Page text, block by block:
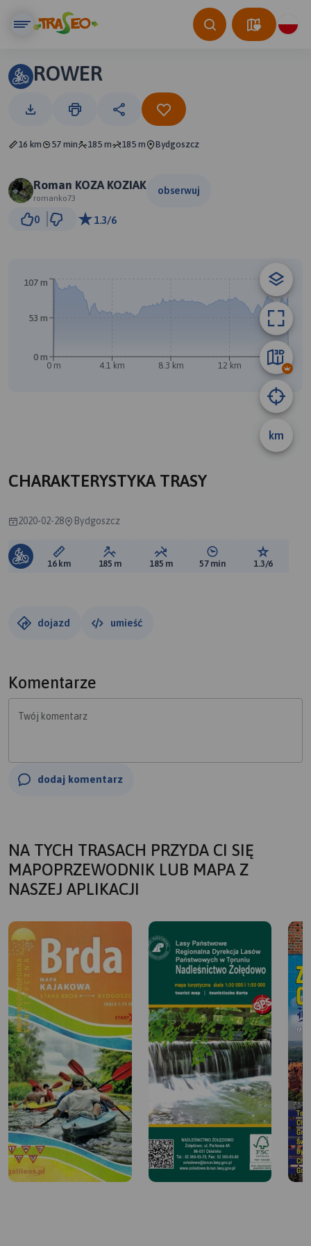
ROWER
16 km 57 min 185 m 185 m Bydgoszcz
Roman KOZA KOZIAK
romanko73
obserwuj
0 1.3/6
B
km
0 m 4.1 km 8.3 km 12 km 16 km
0 m
53 m
107 m
CHARAKTERYSTYKA TRASY
2020-02-28 Bydgoszcz
Długość trasy:
16 km Suma przewyższeń:
185 m Suma spadków:
185 m Średni czas potrzebny
57 min Ocena
1.3/6
dojazd umieść
Komentarze
Twój komentarz
dodaj komentarz
NA TYCH TRASACH PRZYDA CI SIĘ
MAPOPRZEWODNIK LUB MAPA Z
NASZEJ APLIKACJI